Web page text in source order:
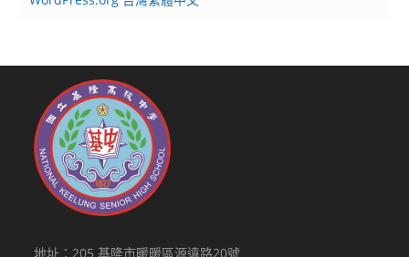
地址：205 基隆市暖暖區源遠路20號